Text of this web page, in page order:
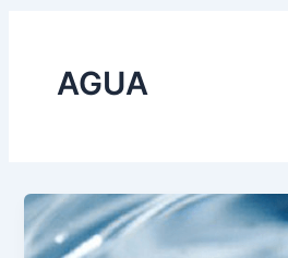
AGUA